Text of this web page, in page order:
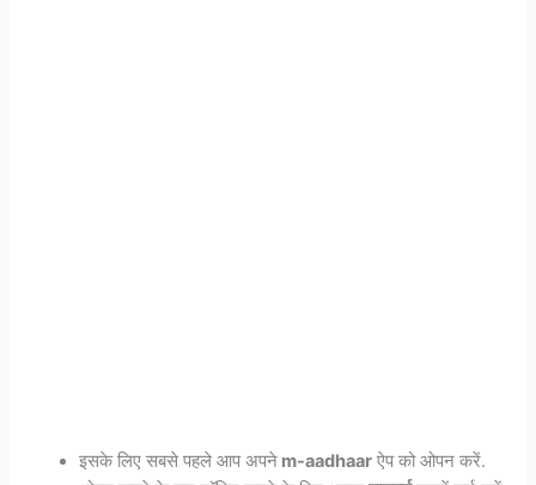
इसके लिए सबसे पहले आप अपने m-aadhaar ऐप को ओपन करें.